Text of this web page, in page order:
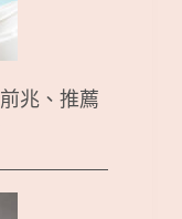
兆、推薦